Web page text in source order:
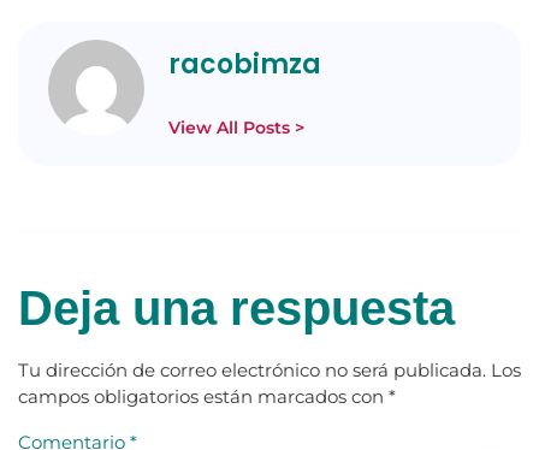
racobimza
View All Posts >
Deja una respuesta
Tu dirección de correo electrónico no será publicada. Los
campos obligatorios están marcados con *
Comentario *